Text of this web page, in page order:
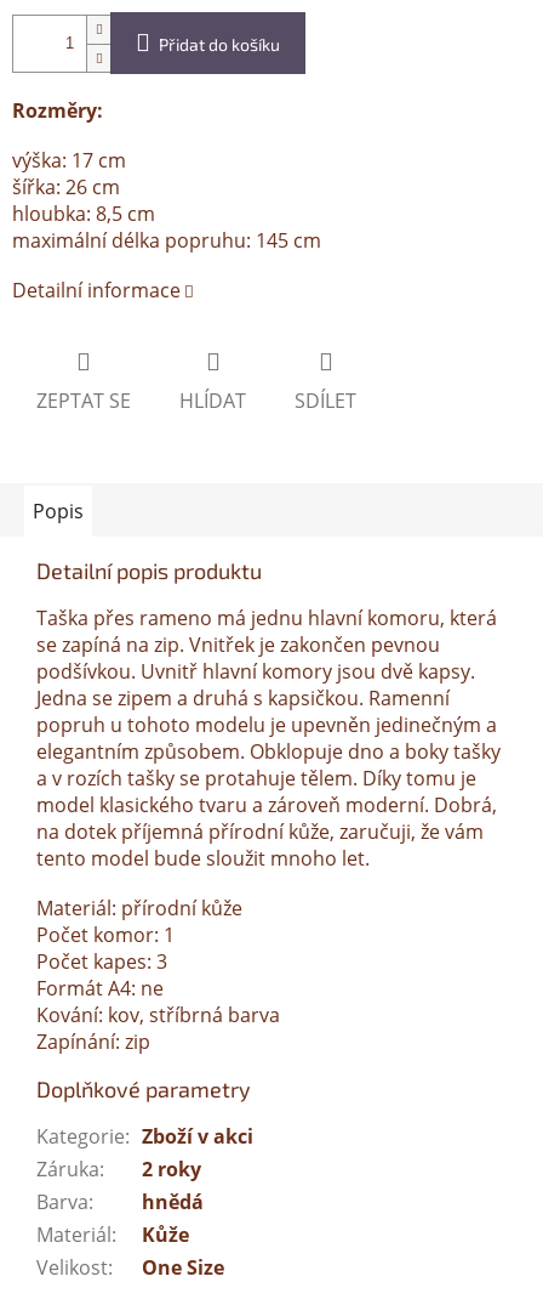
Přidat do košíku
Rozměry:
výška: 17 cm
šířka: 26 cm
hloubka: 8,5 cm
maximální délka popruhu: 145 cm
Detailní informace
ZEPTAT SE HLÍDAT SDÍLET
Popis
Detailní popis produktu
Taška přes rameno má jednu hlavní komoru, která
se zapíná na zip. Vnitřek je zakončen pevnou
podšívkou. Uvnitř hlavní komory jsou dvě kapsy.
Jedna se zipem a druhá s kapsičkou. Ramenní
popruh u tohoto modelu je upevněn jedinečným a
elegantním způsobem. Obklopuje dno a boky tašky
a v rozích tašky se protahuje tělem. Díky tomu je
model klasického tvaru a zároveň moderní. Dobrá,
na dotek příjemná přírodní kůže, zaručuji, že vám
tento model bude sloužit mnoho let.
Materiál: přírodní kůže
Počet komor: 1
Počet kapes: 3
Formát A4: ne
Kování: kov, stříbrná barva
Zapínání: zip
Doplňkové parametry
Kategorie: Zboží v akci
Záruka:
2 roky
Barva:
hnědá
Materiál:
Kůže
Velikost: One Size